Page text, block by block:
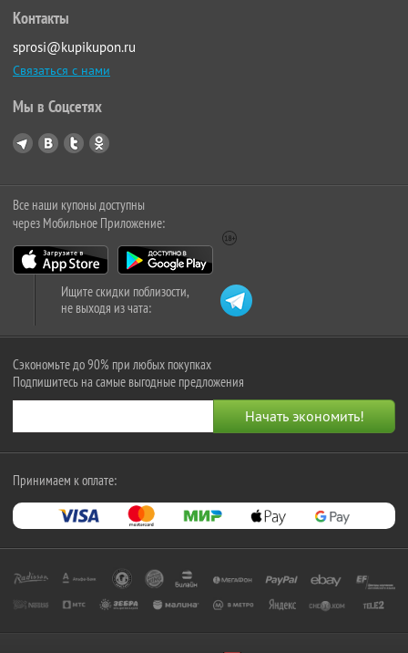
Контакты
sprosi@kupikupon.ru
Связаться с нами
Мы в Соцсетях
Все наши купоны доступны
через Мобильное Приложение:
Ищите скидки поблизости,
не выходя из чата:
Сэкономьте до 90% при любых покупках
Подпишитесь на самые выгодные предложения
Принимаем к оплате: